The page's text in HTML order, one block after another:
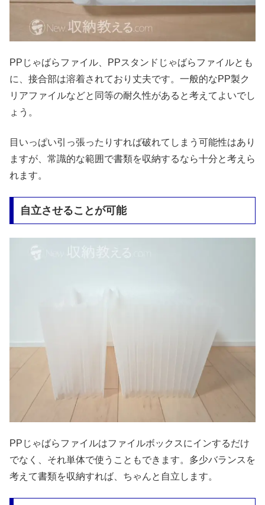
PPじゃばらファイル、PPスタンドじゃばらファイルとも
に、接合部は溶着されており丈夫です。一般的なPP製ク
リアファイルなどと同等の耐久性があると考えてよいでし
ょう。
目いっぱい引っ張ったりすれば破れてしまう可能性はあり
ますが、常識的な範囲で書類を収納するなら十分と考えら
れます。
自立させることが可能
PPじゃばらファイルはファイルボックスにインするだけ
でなく、それ単体で使うこともできます。多少バランスを
考えて書類を収納すれば、ちゃんと自立します。